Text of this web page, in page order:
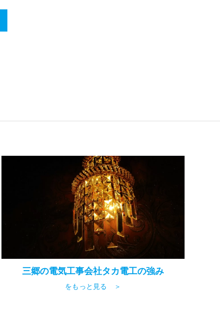
三郷の電気工事会社タカ電工の強み
をもっと見る ＞